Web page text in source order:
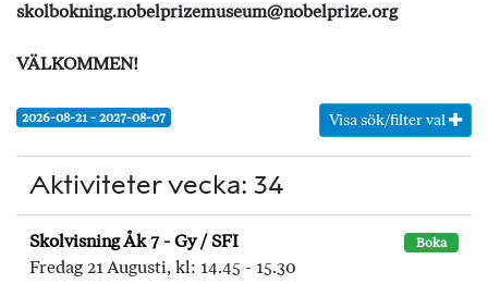
skolbokning.nobelprizemuseum@nobelprize.org
VÄLKOMMEN!
Visa sök/filter val
2026-08-21 - 2027-08-07
Aktiviteter vecka: 34
Skolvisning Åk 7 - Gy / SFI Boka
Fredag 21 Augusti, kl: 14.45 - 15.30